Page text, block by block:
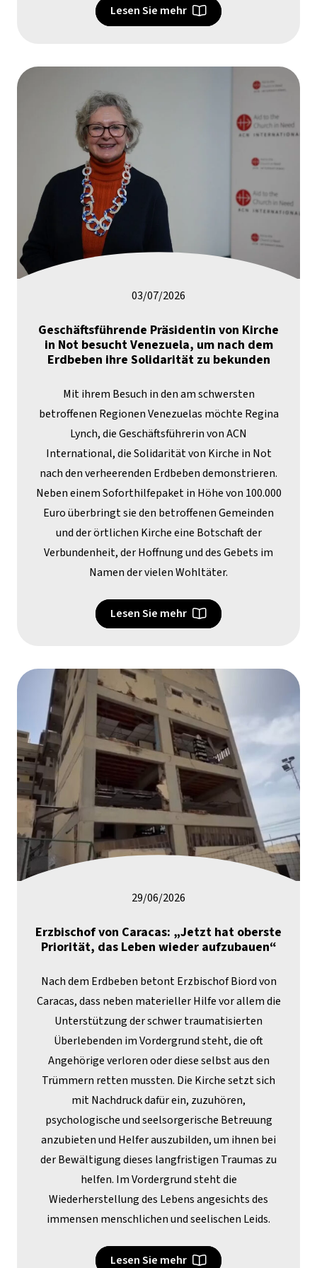
Lesen Sie mehr
03/07/2026
Geschäftsführende Präsidentin von Kirche
in Not besucht Venezuela, um nach dem
Erdbeben ihre Solidarität zu bekunden
Mit ihrem Besuch in den am schwersten
betroffenen Regionen Venezuelas möchte Regina
Lynch, die Geschäftsführerin von ACN
International, die Solidarität von Kirche in Not
nach den verheerenden Erdbeben demonstrieren.
Neben einem Soforthilfepaket in Höhe von 100.000
Euro überbringt sie den betroffenen Gemeinden
und der örtlichen Kirche eine Botschaft der
Verbundenheit, der Hoffnung und des Gebets im
Namen der vielen Wohltäter.
Lesen Sie mehr
29/06/2026
Erzbischof von Caracas: „Jetzt hat oberste
Priorität, das Leben wieder aufzubauen“
Nach dem Erdbeben betont Erzbischof Biord von
Caracas, dass neben materieller Hilfe vor allem die
Unterstützung der schwer traumatisierten
Überlebenden im Vordergrund steht, die oft
Angehörige verloren oder diese selbst aus den
Trümmern retten mussten. Die Kirche setzt sich
mit Nachdruck dafür ein, zuzuhören,
psychologische und seelsorgerische Betreuung
anzubieten und Helfer auszubilden, um ihnen bei
der Bewältigung dieses langfristigen Traumas zu
helfen. Im Vordergrund steht die
Wiederherstellung des Lebens angesichts des
immensen menschlichen und seelischen Leids.
Lesen Sie mehr